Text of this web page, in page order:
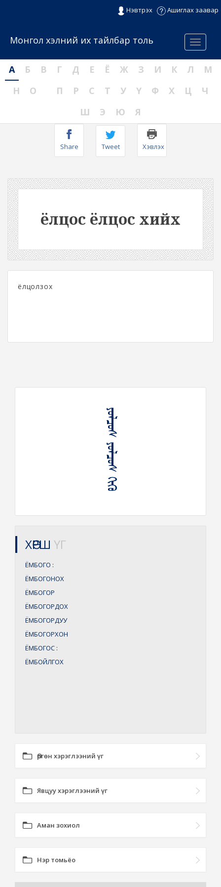
Нэвтрэх Ашиглах заавар
Menu
Монгол хэлний их тайлбар толь
А Б В Г Д Е Ё Ж З И К Л
М
Н
О П Р С Т У Ү Ф Х Ц
Ч
Ш
Э Ю Я
Share Tweet Хэвлэх
ёлцос ёлцос хийх
ёлцолзох
ᠶᠣᠯᠴᠣᠰ ᠶᠣᠯᠴᠣᠰ ᠬᠢᠬᠦ
ХӨРШ ҮГ
ЁМБОГО :
ЁМБОГОНОХ
ЁМБОГОР
ЁМБОГОРДОХ
ЁМБОГОРДУУ
ЁМБОГОРХОН
ЁМБОГОС :
ЁМБОЙЛГОХ
Өргөн хэрэглээний үг
Явцуу хэрэглээний үг
Аман зохиол
Нэр томьёо